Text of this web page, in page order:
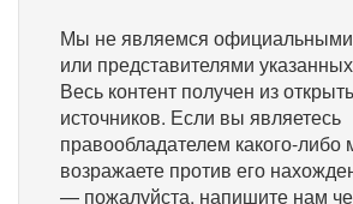
Мы не являемся
или представителями
Весь контент получен из
источников. Если вы являетесь
правообладателем какого-либо
возражаете против его
— пожалуйста, напишите нам